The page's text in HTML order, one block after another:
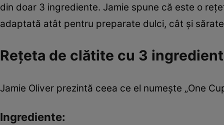
din doar 3 ingrediente. Jamie spune că este o
adaptată atât pentru preparate dulci, cât și
Rețeta de clătite cu 3
Jamie Oliver prezintă ceea ce el numește „One
Ingrediente: